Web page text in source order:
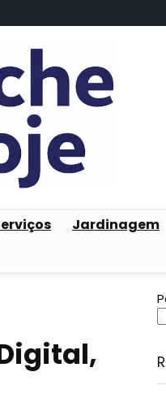
Jardinagem